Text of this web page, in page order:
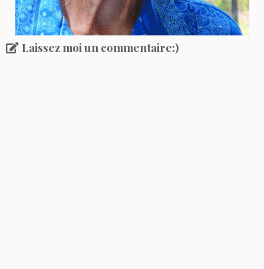
Laissez moi un commentaire:)